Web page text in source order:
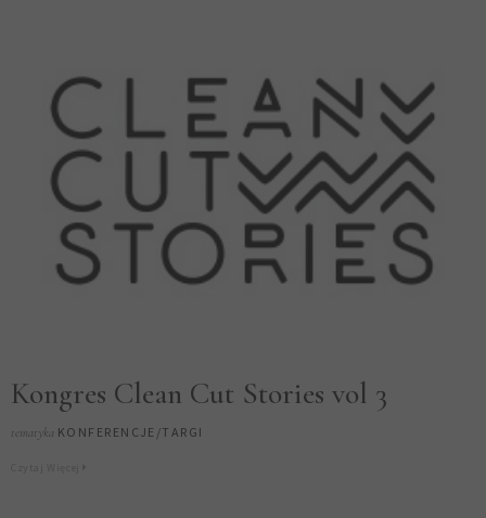
Kongres Clean Cut Stories vol 3
tematyka KONFERENCJE/TARGI